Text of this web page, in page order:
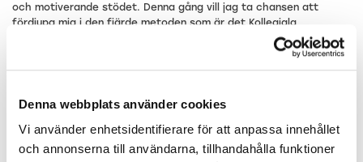
Denna webbplats använder cookies
Vi använder enhetsidentifierare för att anpassa innehållet
och annonserna till användarna, tillhandahålla funktioner
och motiverande stödet. Denna gång vill jag ta chansen att
fördjupa mig i den fjärde metoden som är det Kollegiala
erbjuder medarbetarna någon typ av stöd i arbetet med
handledning i grupp eller enskilt, det kan beröra hur man ska
förhålla sig till gränsdragning i yrkesrollen eller mer fokusera på